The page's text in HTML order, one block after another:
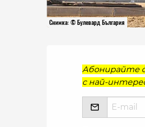
Снимка: © Булевард България
Абонирайте
с най-